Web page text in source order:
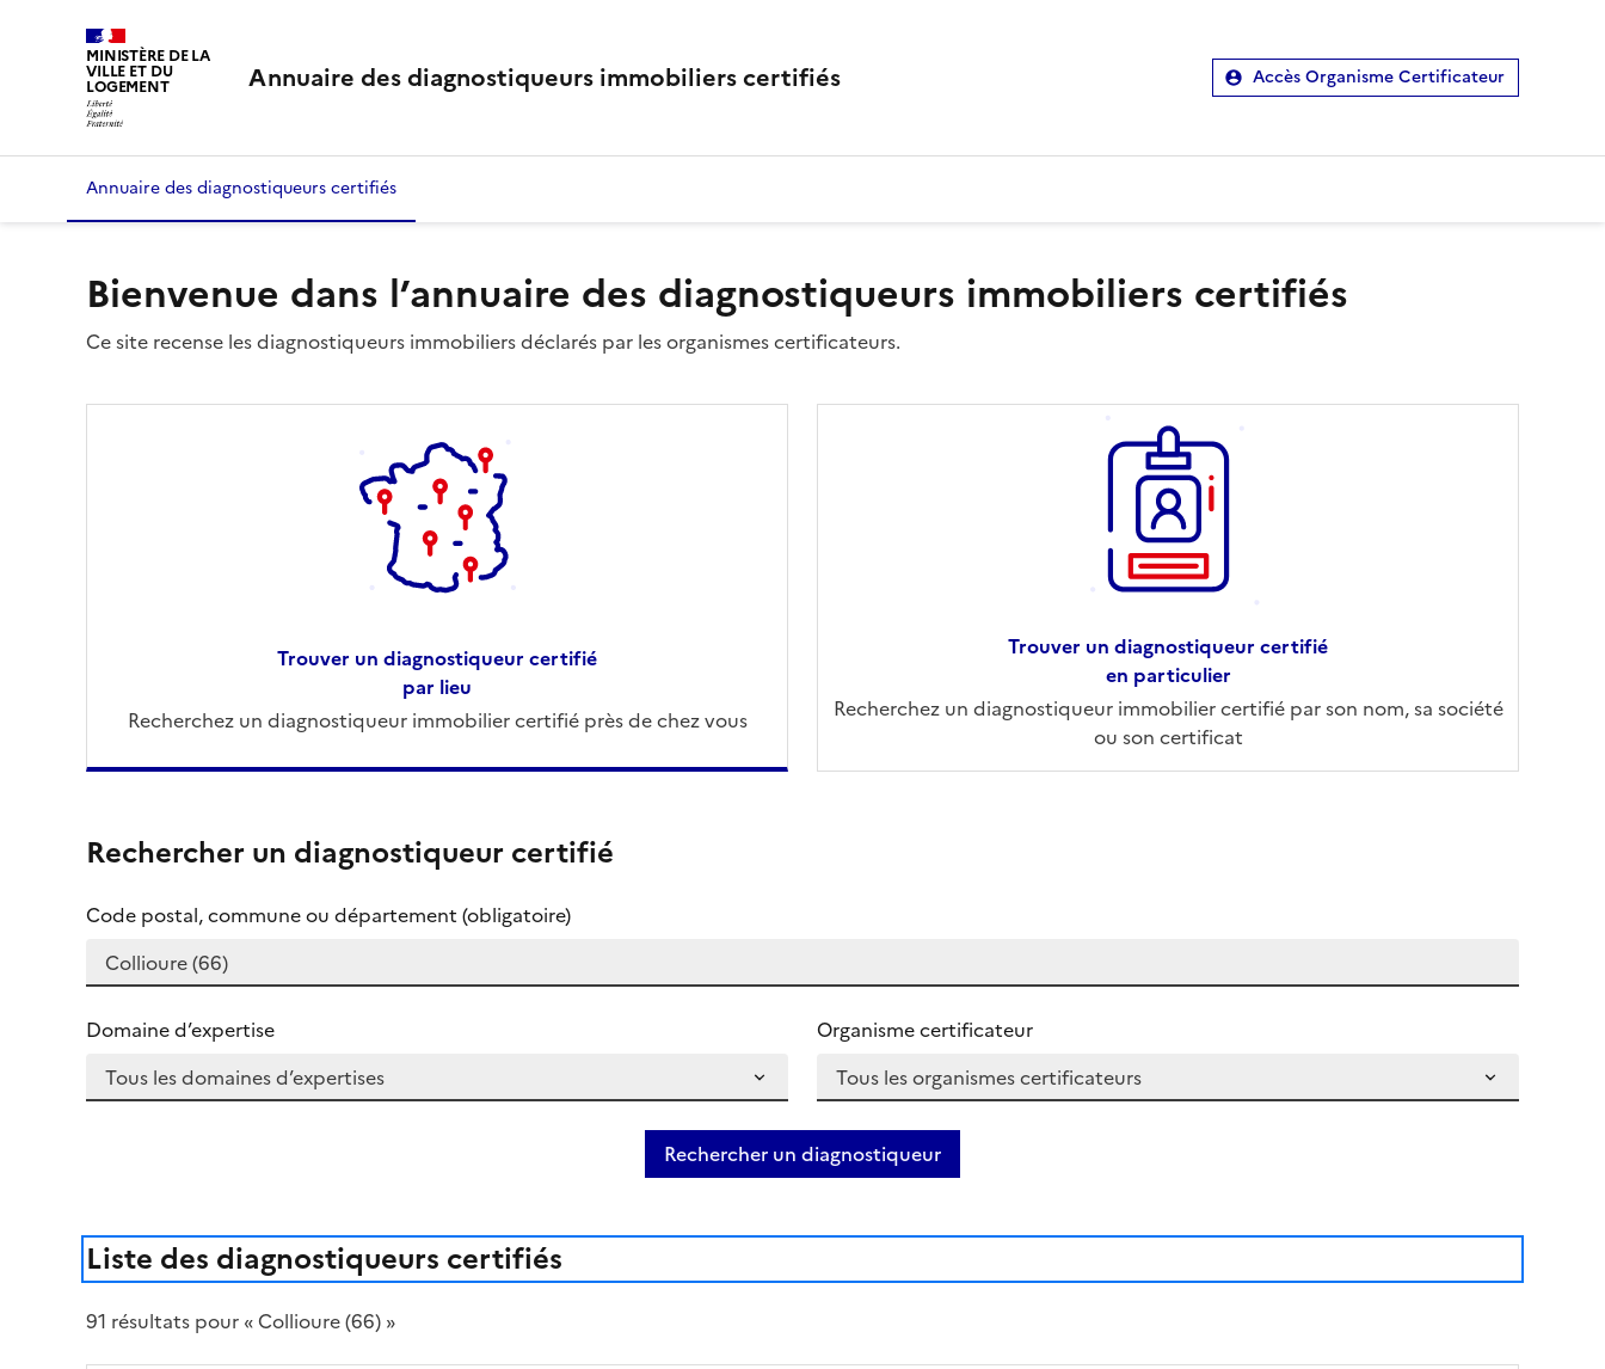
MINISTÈRE DE LA
VILLE ET DU
LOGEMENT Annuaire des diagnostiqueurs immobiliers certifiés Accès Organisme Certificateur
Annuaire des diagnostiqueurs certifiés
Bienvenue dans l’annuaire des diagnostiqueurs immobiliers certifiés
Ce site recense les diagnostiqueurs immobiliers déclarés par les organismes certificateurs.
Trouver un diagnostiqueur certifié
par lieu
Recherchez un diagnostiqueur immobilier certifié près de chez vous
Trouver un diagnostiqueur certifié
en particulier
Recherchez un diagnostiqueur immobilier certifié par son nom, sa société
ou son certificat
Rechercher un diagnostiqueur certifié
Code postal, commune ou département (obligatoire)
Domaine d’expertise Organisme certificateur
Rechercher un diagnostiqueur
Liste des diagnostiqueurs certifiés
91 résultats pour « Collioure (66) »